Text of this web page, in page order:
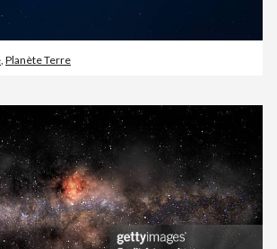
, Planète Terre